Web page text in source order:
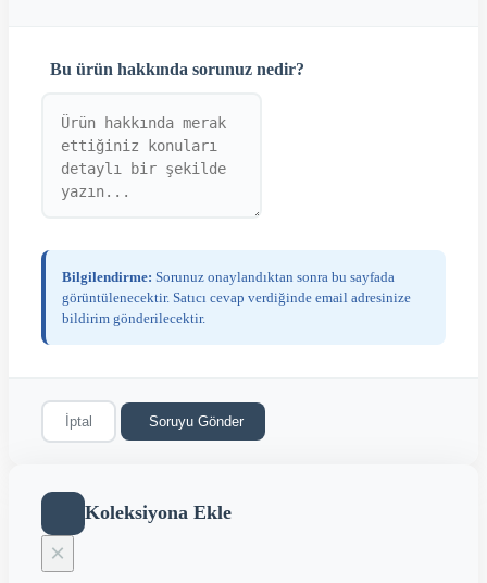
Bu ürün hakkında sorunuz nedir?
Bilgilendirme: Sorunuz onaylandıktan sonra bu sayfada
görüntülenecektir. Satıcı cevap verdiğinde email adresinize
bildirim gönderilecektir.
İptal Soruyu Gönder
Koleksiyona Ekle
×